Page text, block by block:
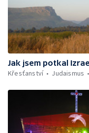
Jak jsem potkal
Křesťanství
Judaismus